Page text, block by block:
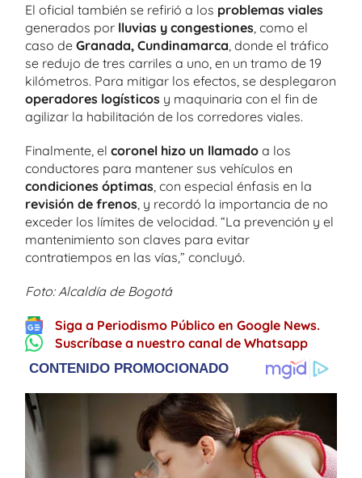
El oficial también se refirió a los problemas viales
generados por lluvias y congestiones , como el
caso de Granada, Cundinamarca , donde el tráfico
se redujo de tres carriles a uno, en un tramo de 19
kilómetros. Para mitigar los efectos, se desplegaron
operadores logísticos y maquinaria con el fin de
agilizar la habilitación de los corredores viales.
Finalmente, el coronel hizo un llamado a los
conductores para mantener sus vehículos en
condiciones óptimas , con especial énfasis en la
revisión de frenos , y recordó la importancia de no
exceder los límites de velocidad. “La prevención y el
mantenimiento son claves para evitar
contratiempos en las vías,” concluyó.
Foto: Alcaldía de Bogotá
Siga a Periodismo Público en Google News.
Suscríbase a nuestro canal de Whatsapp